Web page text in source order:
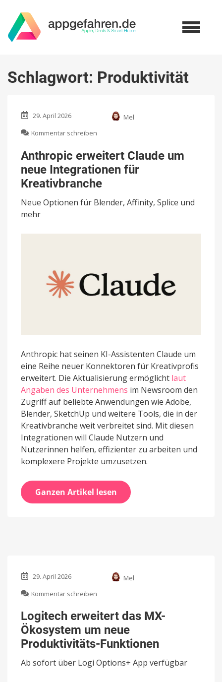
Schlagwort: Produktivität
29. April 2026
Mel
Kommentar schreiben
erweitert
Claude
um
neue
Integrationen
für
Kreativbranche
Anthropic erweitert Claude um
neue Integrationen für
Kreativbranche
Neue Optionen für Blender, Affinity, Splice und
mehr
Anthropic hat seinen KI-Assistenten Claude um
eine Reihe neuer Konnektoren für Kreativprofis
erweitert. Die Aktualisierung ermöglicht laut
Angaben des Unternehmens im Newsroom den
Zugriff auf beliebte Anwendungen wie Adobe,
Blender, SketchUp und weitere Tools, die in der
Kreativbranche weit verbreitet sind. Mit diesen
Integrationen will Claude Nutzern und
Nutzerinnen helfen, effizienter zu arbeiten und
komplexere Projekte umzusetzen.
Ganzen Artikel lesen
29. April 2026
Mel
Kommentar schreiben
erweitert
das
MX-
Ökosystem
um
neue
Produktivitäts-
Logitech erweitert das MX-
Ökosystem um neue
Produktivitäts-Funktionen
Ab sofort über Logi Options+ App verfügbar